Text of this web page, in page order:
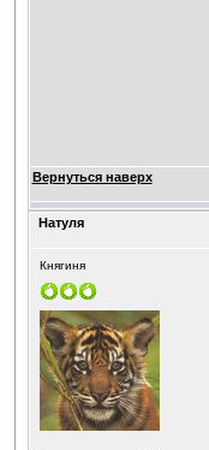
Вернуться наверх
Натуля
Княгиня